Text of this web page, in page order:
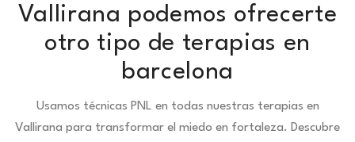
Vallirana podemos ofrecerte
otro tipo de terapias en
barcelona
Usamos técnicas PNL en todas nuestras terapias en
Vallirana para transformar el miedo en fortaleza. Descubre